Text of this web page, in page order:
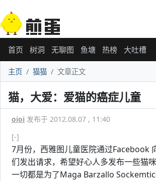
首页 树洞 无聊图 鱼塘 热榜 大吐槽
主页 猫猫 文章正文
猫，大爱：爱猫的癌症儿童
oioi 发布于 2012.08.07 , 11:40
[-]
7月份，西雅图儿童医院通过Facebook
们发出请求，希望好心人多发布一些猫
一切都是为了Maga Barzallo